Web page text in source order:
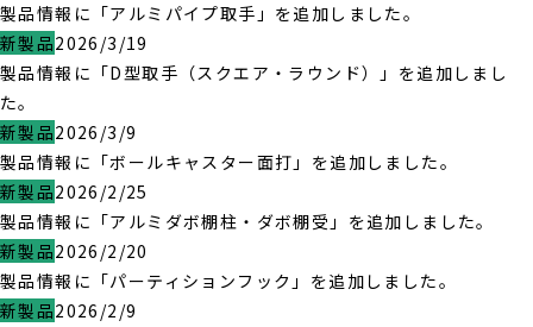
製品情報に「アルミパイプ取手」を追加しました。
新製品2026/3/19
製品情報に「D型取手（スクエア・ラウンド）」を追加しまし
た。
新製品2026/3/9
製品情報に「ボールキャスター面打」を追加しました。
新製品2026/2/25
製品情報に「アルミダボ棚柱・ダボ棚受」を追加しました。
新製品2026/2/20
製品情報に「パーティションフック」を追加しました。
新製品2026/2/9